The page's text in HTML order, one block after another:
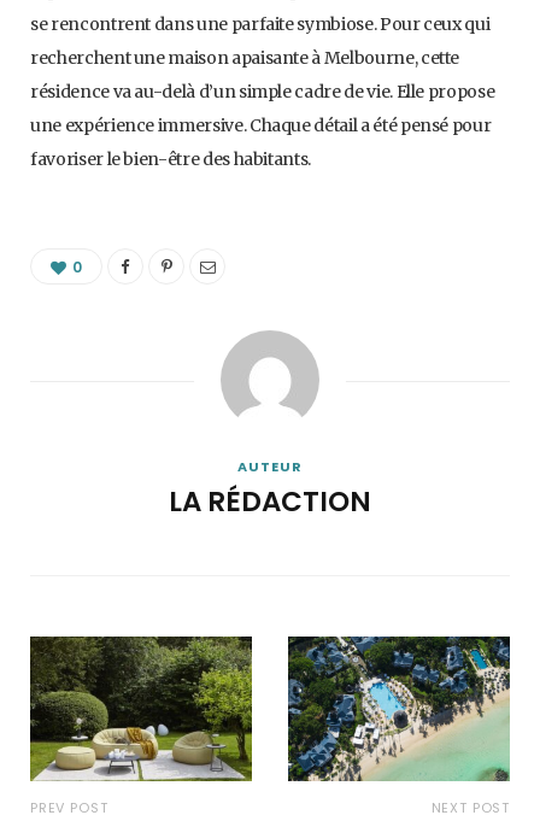
se rencontrent dans une parfaite symbiose. Pour ceux qui
recherchent une maison apaisante à Melbourne, cette
résidence va au-delà d’un simple cadre de vie. Elle propose
une expérience immersive. Chaque détail a été pensé pour
favoriser le bien-être des habitants.
0
AUTEUR
LA RÉDACTION
PREV POST NEXT POST